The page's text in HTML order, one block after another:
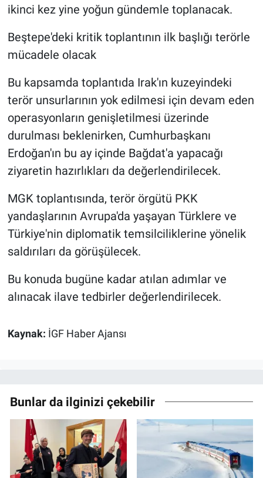
ikinci kez yine yoğun gündemle toplanacak.
Beştepe'deki kritik toplantının ilk başlığı terörle
mücadele olacak
Bu kapsamda toplantıda Irak'ın kuzeyindeki
terör unsurlarının yok edilmesi için devam eden
operasyonların genişletilmesi üzerinde
durulması beklenirken, Cumhurbaşkanı
Erdoğan'ın bu ay içinde Bağdat'a yapacağı
ziyaretin hazırlıkları da değerlendirilecek.
MGK toplantısında, terör örgütü PKK
yandaşlarının Avrupa'da yaşayan Türklere ve
Türkiye'nin diplomatik temsilciliklerine yönelik
saldırıları da görüşülecek.
Bu konuda bugüne kadar atılan adımlar ve
alınacak ilave tedbirler değerlendirilecek.
Kaynak: İGF Haber Ajansı
Bunlar da ilginizi çekebilir